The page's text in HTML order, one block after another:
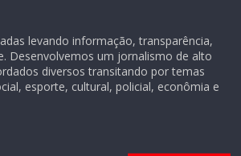
levando informação, transparência,
Desenvolvemos um jornalismo de alto
diversos transitando por temas
esporte, cultural, policial, econômia e